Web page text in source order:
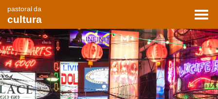
pastoral da
cultura